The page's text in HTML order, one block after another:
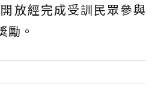
放經完成受訓民眾參與
勵。